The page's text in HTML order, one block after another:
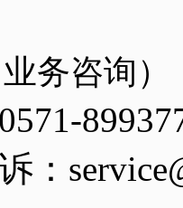
业务咨询）
：